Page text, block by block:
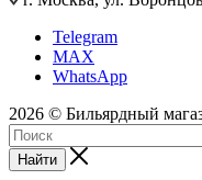
Telegram
MAX
WhatsApp
2026 © Бильярдный
Найти